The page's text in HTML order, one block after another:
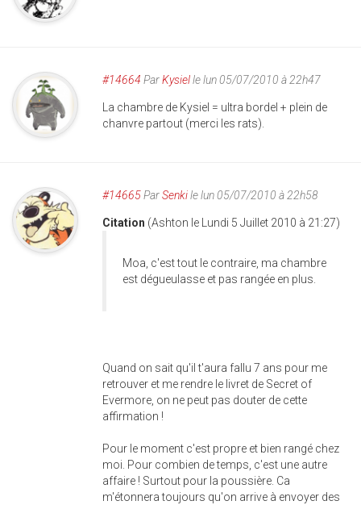
#14664 ParKysielle lun 05/07/2010 à 22h47
La chambre de Kysiel = ultra bordel + plein de
chanvre partout (merci les rats).
#14665ParSenkile lun 05/07/2010 à 22h58
Citation (Ashton le Lundi 5 Juillet 2010 à 21:27)
Moa, c'est tout le contraire, ma chambre
est dégueulasse et pas rangée en plus.
Quand on sait qu'il t'aura fallu 7 ans pour me
retrouver et me rendre le livret de Secret of
Evermore, on ne peut pas douter de cette
affirmation !
Pour le moment c'est propre et bien rangé chez
moi. Pour combien de temps, c'est une autre
affaire ! Surtout pour la poussière. Ca
m'étonnera toujours qu'on arrive à envoyer des